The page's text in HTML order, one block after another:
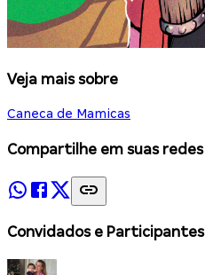
Veja mais sobre
Caneca de Mamicas
Compartilhe em suas redes
Convidados e Participantes